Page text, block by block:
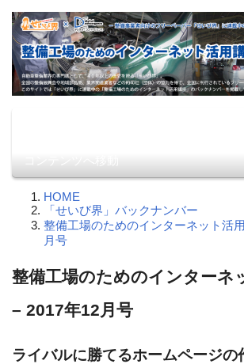
HOME
「せいび界」バックナンバー
整備工場のためのインターネット活
月号
整備工場のためのインターネ
– 2017年12月号
ライバルに勝てるホームページの